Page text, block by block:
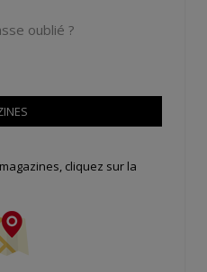
oublié ?
cliquez sur la